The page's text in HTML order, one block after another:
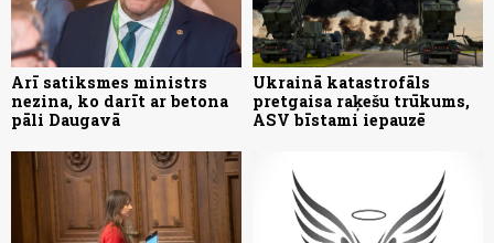
Arī satiksmes ministrs
nezina, ko darīt ar betona
pāli Daugavā
Ukrainā katastrofāls
pretgaisa raķešu trūkums,
ASV bīstami iepauzē